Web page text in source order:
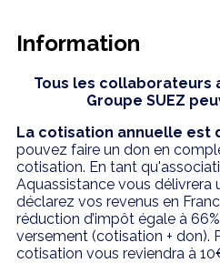
Information
Tous les collaborateurs
Groupe SUEZ
La cotisation annuelle est
pouvez faire un don en
cotisation. En tant
Aquassistance vous délivrera
déclarez vos revenus en
réduction d’impôt égale à
versement (cotisation + don).
cotisation vous reviendra à